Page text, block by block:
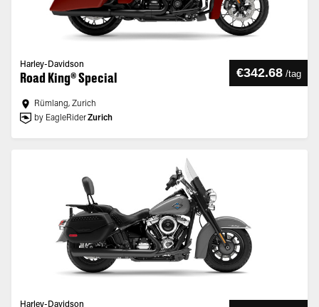
Harley-Davidson
Road King® Special €342.68 /tag
Rümlang, Zurich
by EagleRiderZurich
Harley-Davidson